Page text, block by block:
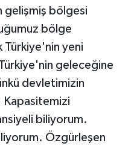
gelişmiş bölgesi
bölge
Türkiye'nin yeni
geleceğine
devletimizin
Kapasitemizi
biliyorum.
Özgürleşen